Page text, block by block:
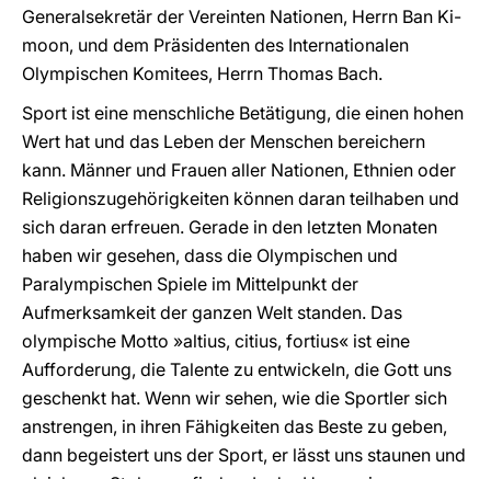
Generalsekretär der Vereinten Nationen, Herrn Ban Ki-
moon, und dem Präsidenten des Internationalen
Olympischen Komitees, Herrn Thomas Bach.
Sport ist eine menschliche Betätigung, die einen hohen
Wert hat und das Leben der Menschen bereichern
kann. Männer und Frauen aller Nationen, Ethnien oder
Religionszugehörigkeiten können daran teilhaben und
sich daran erfreuen. Gerade in den letzten Monaten
haben wir gesehen, dass die Olympischen und
Paralympischen Spiele im Mittelpunkt der
Aufmerksamkeit der ganzen Welt standen. Das
olympische Motto »altius, citius, fortius« ist eine
Aufforderung, die Talente zu entwickeln, die Gott uns
geschenkt hat. Wenn wir sehen, wie die Sportler sich
anstrengen, in ihren Fähigkeiten das Beste zu geben,
dann begeistert uns der Sport, er lässt uns staunen und